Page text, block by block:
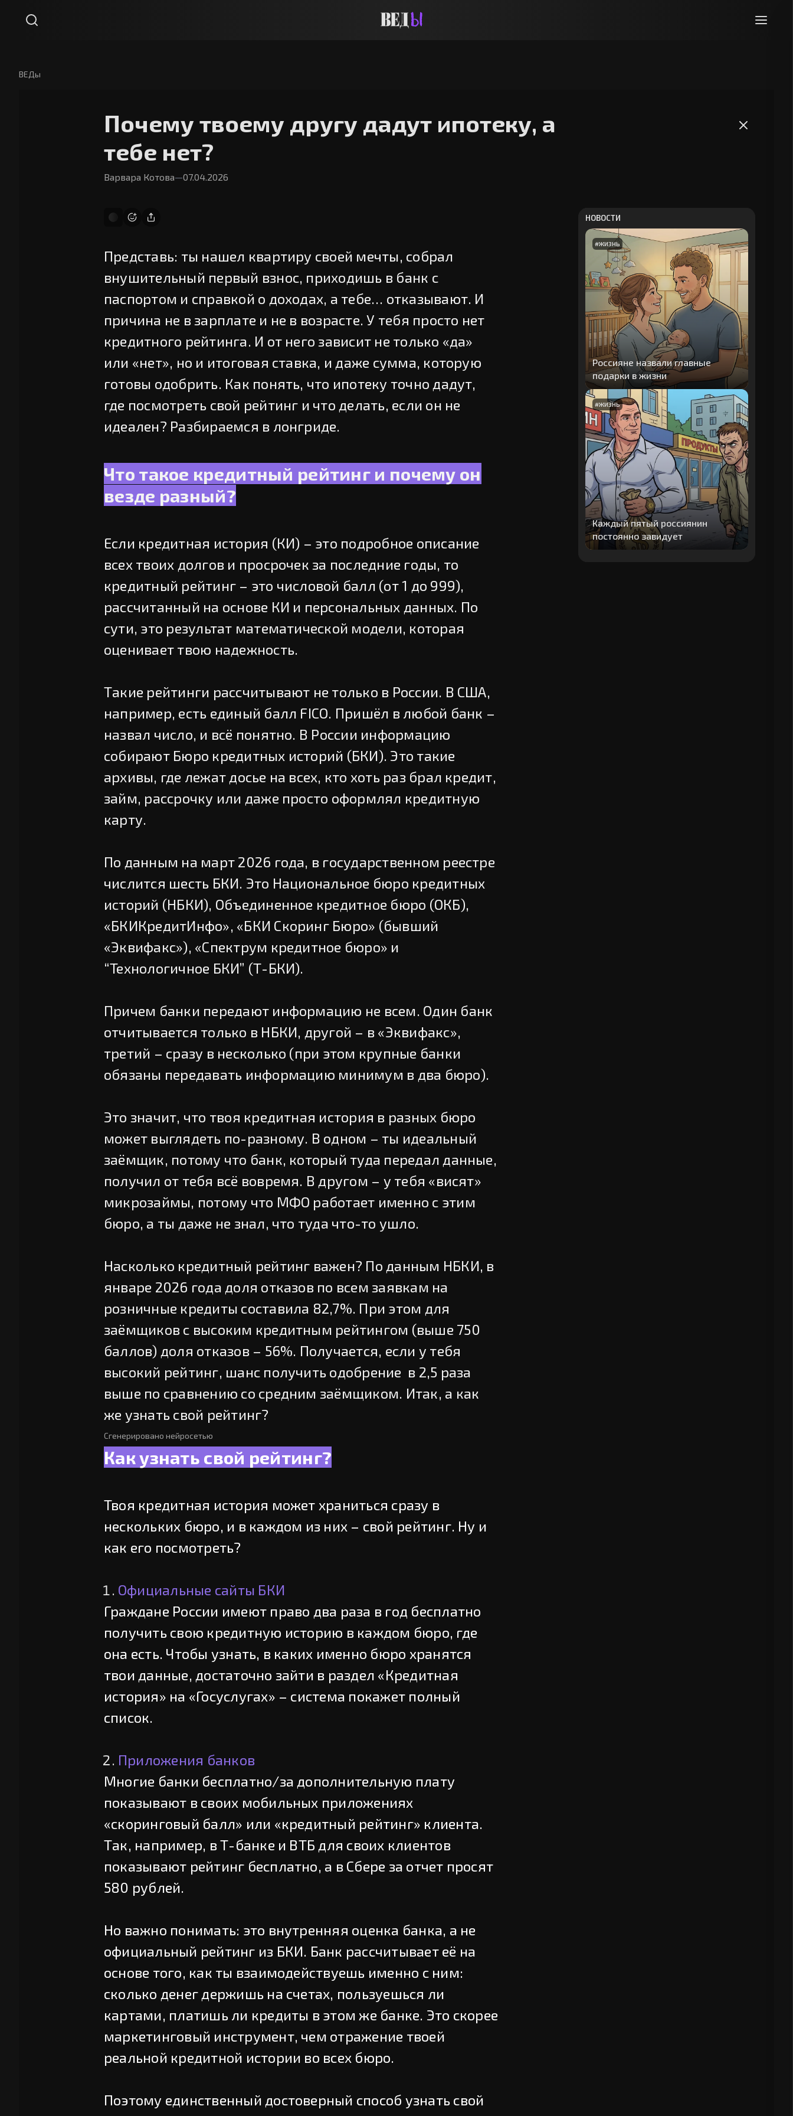
ВЕДы
Почему твоему другу дадут ипотеку, а
тебе нет?
Варвара Котова—07.04.2026
Представь: ты нашел квартиру своей мечты, собрал
внушительный первый взнос, приходишь в банк с
паспортом и справкой о доходах, а тебе… отказывают. И
причина не в зарплате и не в возрасте. У тебя просто нет
кредитного рейтинга. И от него зависит не только «да»
или «нет», но и итоговая ставка, и даже сумма, которую
готовы одобрить. Как понять, что ипотеку точно дадут,
где посмотреть свой рейтинг и что делать, если он не
идеален? Разбираемся в лонгриде.
Что такое кредитный рейтинг и почему он
везде разный?
Если кредитная история (КИ) – это подробное описание
всех твоих долгов и просрочек за последние годы, то
кредитный рейтинг – это числовой балл (от 1 до 999),
рассчитанный на основе КИ и персональных данных. По
сути, это результат математической модели, которая
оценивает твою надежность.
Такие рейтинги рассчитывают не только в России. В США,
например, есть единый балл FICO. Пришёл в любой банк –
назвал число, и всё понятно. В России информацию
собирают Бюро кредитных историй (БКИ). Это такие
архивы, где лежат досье на всех, кто хоть раз брал кредит,
займ, рассрочку или даже просто оформлял кредитную
карту.
По данным на март 2026 года, в государственном реестре
числится шесть БКИ. Это Национальное бюро кредитных
историй (НБКИ), Объединенное кредитное бюро (ОКБ),
«БКИКредитИнфо», «БКИ Скоринг Бюро» (бывший
«Эквифакс»), «Спектрум кредитное бюро» и
“Технологичное БКИ” (Т-БКИ).
Причем банки передают информацию не всем. Один банк
отчитывается только в НБКИ, другой – в «Эквифакс»,
третий – сразу в несколько (при этом крупные банки
обязаны передавать информацию минимум в два бюро).
Это значит, что твоя кредитная история в разных бюро
может выглядеть по-разному. В одном – ты идеальный
заёмщик, потому что банк, который туда передал данные,
получил от тебя всё вовремя. В другом – у тебя «висят»
микрозаймы, потому что МФО работает именно с этим
бюро, а ты даже не знал, что туда что-то ушло.
Насколько кредитный рейтинг важен? По данным НБКИ, в
январе 2026 года доля отказов по всем заявкам на
розничные кредиты составила 82,7%. При этом для
заёмщиков с высоким кредитным рейтингом (выше 750
баллов) доля отказов – 56%. Получается, если у тебя
высокий рейтинг, шанс получить одобрение в 2,5 раза
выше по сравнению со средним заёмщиком. Итак, а как
же узнать свой рейтинг?
Сгенерировано нейросетью
Как узнать свой рейтинг?
Твоя кредитная история может храниться сразу в
нескольких бюро, и в каждом из них – свой рейтинг. Ну и
как его посмотреть?
Официальные сайты БКИ
Граждане России имеют право два раза в год бесплатно
получить свою кредитную историю в каждом бюро, где
она есть. Чтобы узнать, в каких именно бюро хранятся
твои данные, достаточно зайти в раздел «Кредитная
история» на «Госуслугах» – система покажет полный
список.
Приложения банков
Многие банки бесплатно/за дополнительную плату
показывают в своих мобильных приложениях
«скоринговый балл» или «кредитный рейтинг» клиента.
Так, например, в Т-банке и ВТБ для своих клиентов
показывают рейтинг бесплатно, а в Сбере за отчет просят
580 рублей.
Но важно понимать: это внутренняя оценка банка, а не
официальный рейтинг из БКИ. Банк рассчитывает её на
основе того, как ты взаимодействуешь именно с ним:
сколько денег держишь на счетах, пользуешься ли
картами, платишь ли кредиты в этом же банке. Это скорее
маркетинговый инструмент, чем отражение твоей
реальной кредитной истории во всех бюро.
Поэтому единственный достоверный способ узнать свой
НОВОСТИ
#ЖИЗНЬ
Россияне назвали главные
подарки в жизни
#ЖИЗНЬ
Каждый пятый россиянин
постоянно завидует